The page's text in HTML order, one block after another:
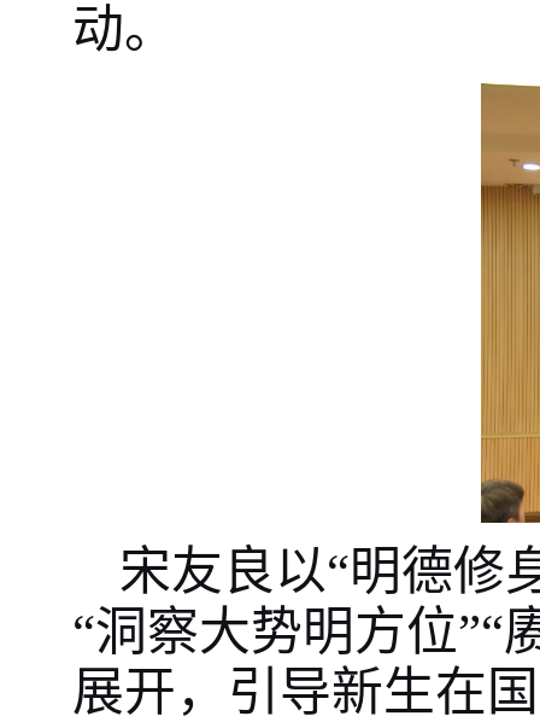
动。
宋友良以“明德修
“洞察大势明方位”“
展开，引导新生在